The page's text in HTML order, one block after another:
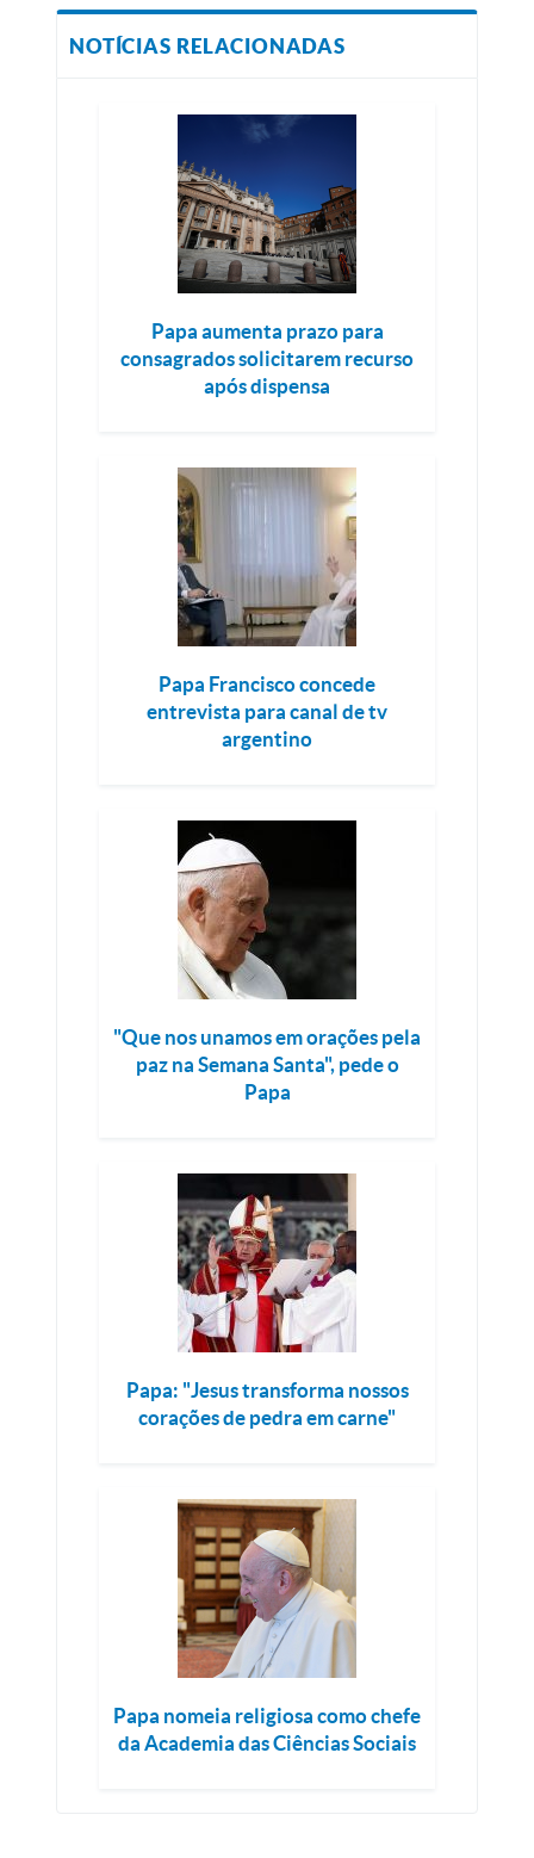
NOTÍCIAS RELACIONADAS
Papa aumenta prazo para
consagrados solicitarem recurso
após dispensa
Papa Francisco concede
entrevista para canal de tv
argentino
"Que nos unamos em orações pela
paz na Semana Santa", pede o
Papa
Papa: "Jesus transforma nossos
corações de pedra em carne"
Papa nomeia religiosa como chefe
da Academia das Ciências Sociais